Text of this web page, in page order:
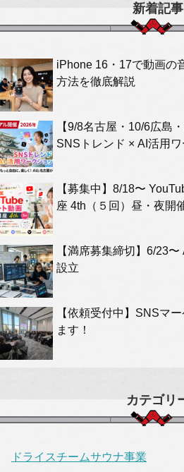
新着記事
iPhone 16・17で動画の
方法を徹底解説
【9/8名古屋・10/6広島
SNSトレンド × AI活用
【募集中】8/18〜
座 4th（５回）昼・夜開
【満席募集締切】6/23
設立
【依頼受付中】SNSマ
ます！
カテゴリ
ドライスチームサウナ事業